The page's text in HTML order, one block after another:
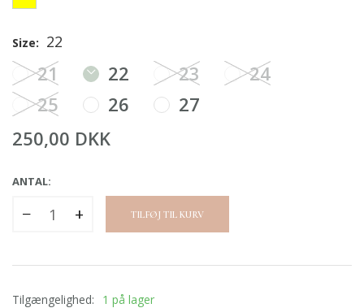
Size: 22
21 22 23
24
25
26
27
250,00 DKK
ANTAL:
− + TILFØJ TIL KURV
Tilgængelighed:
1 på lager